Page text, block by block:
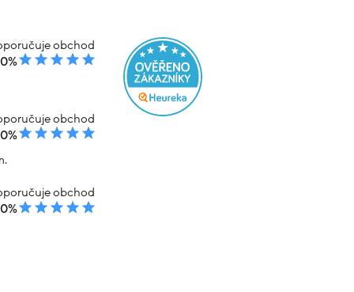
kód: SRPEN20
239 Kč
Náramek žluté zlato ovál osazený
zirkony 20.82g vel.19
Skladem